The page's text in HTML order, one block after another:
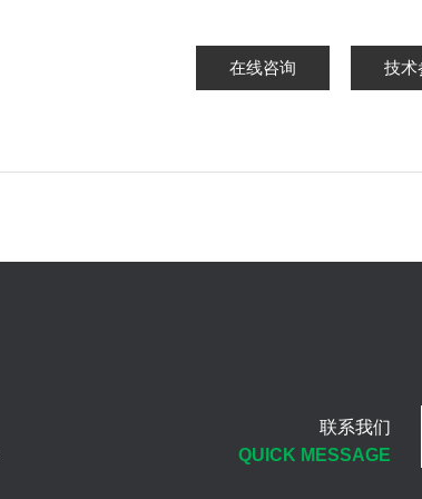
在线咨询 技术
联系我们
QUICK MESSAGE